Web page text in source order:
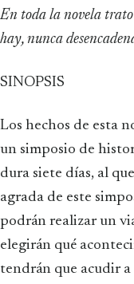
En toda la novela trato
hay, nunca
SINOPSIS
Los hechos de esta
un simposio de
dura siete días, al
agrada de este
podrán realizar un
elegirán qué
tendrán que acudir a